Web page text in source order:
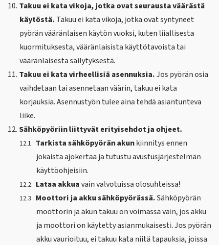
10. Takuu ei kata vikoja, jotka ovat seurausta väärästä
käytöstä. Takuu ei kata vikoja, jotka ovat syntyneet
pyörän vääränlaisen käytön vuoksi, kuten liiallisesta
kuormituksesta, vääränlaisista käyttötavoista tai
vääränlaisesta säilytyksestä.
11. Takuu ei kata virheellisiä asennuksia.Jos pyörän osia
vaihdetaan tai asennetaan väärin, takuu ei kata
korjauksia. Asennustyön tulee aina tehdä asiantunteva
liike.
12. Sähköpyöriin liittyvät erityisehdot ja ohjeet.
12.1. Tarkista sähköpyörän akunkiinnitys ennen
jokaista ajokertaa ja tutustu avustusjärjestelmän
käyttöohjeisiin.
12.2. Lataa akkuavain valvotuissa olosuhteissa!
12.3. Moottori ja akku sähköpyörässä.Sähköpyörän
moottorin ja akun takuu on voimassa vain, jos akku
ja moottori on käytetty asianmukaisesti. Jos pyörän
akku vaurioituu, ei takuu kata niitä tapauksia, joissa